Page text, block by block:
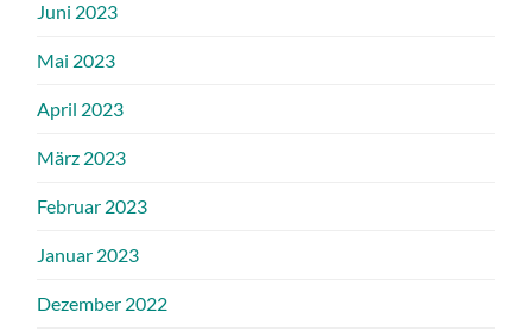
Juni 2023
Mai 2023
April 2023
März 2023
Februar 2023
Januar 2023
Dezember 2022